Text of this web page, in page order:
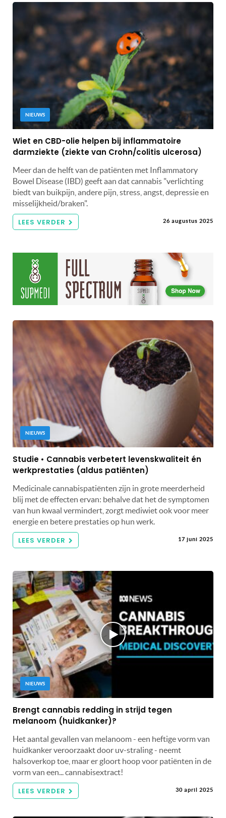
NIEUWS
Wiet en CBD-olie helpen bij inflammatoire
darmziekte (ziekte van Crohn/colitis ulcerosa)
Meer dan de helft van de patiënten met Inflammatory
Bowel Disease (IBD) geeft aan dat cannabis "verlichting
biedt van buikpijn, andere pijn, stress, angst, depressie en
misselijkheid/braken".
LEES VERDER 26 augustus 2025
NIEUWS
Studie • Cannabis verbetert levenskwaliteit én
werkprestaties (aldus patiënten)
Medicinale cannabispatiënten zijn in grote meerderheid
blij met de effecten ervan: behalve dat het de symptomen
van hun kwaal vermindert, zorgt mediwiet ook voor meer
energie en betere prestaties op hun werk.
LEES VERDER 17 juni 2025
NIEUWS
Brengt cannabis redding in strijd tegen
melanoom (huidkanker)?
Het aantal gevallen van melanoom - een heftige vorm van
huidkanker veroorzaakt door uv-straling - neemt
halsoverkop toe, maar er gloort hoop voor patiënten in de
vorm van een... cannabisextract!
LEES VERDER 30 april 2025